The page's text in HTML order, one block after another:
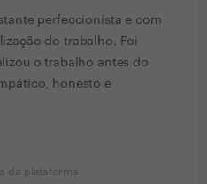
perfeccionista e com
do trabalho. Foi
o trabalho antes do
honesto e
da plataforma